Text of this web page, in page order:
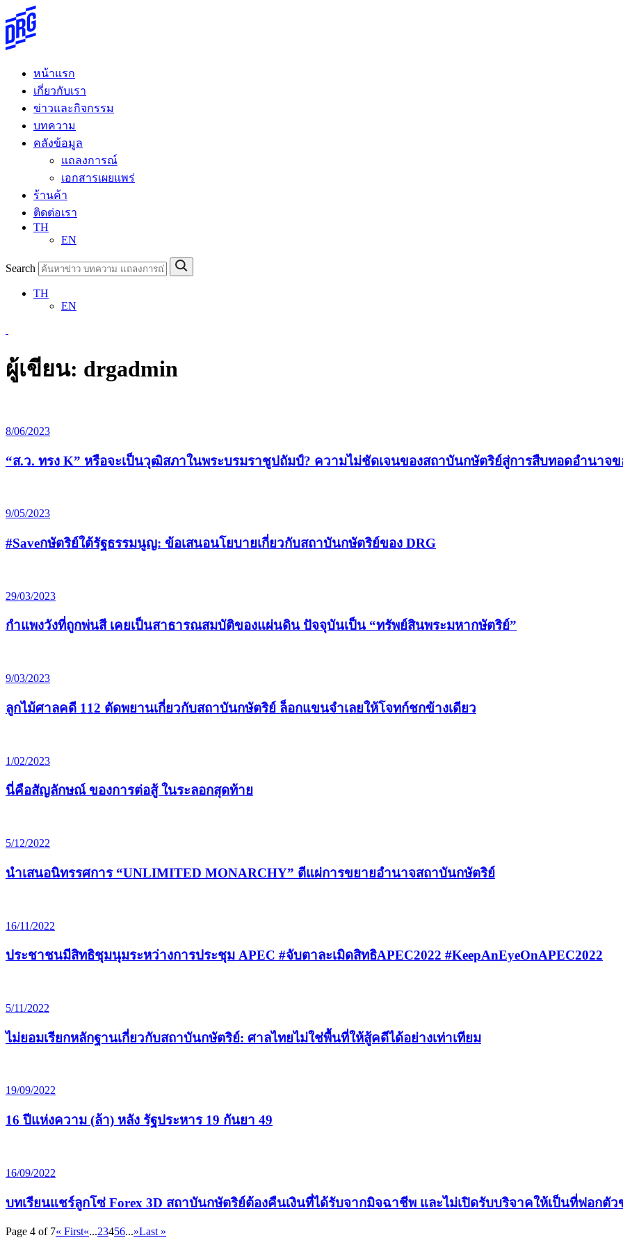
Skip
to
content
หน้าแรก
เกี่ยวกับเรา
ข่าวและกิจกรรม
บทความ
คลังข้อมูล
แถลงการณ์
เอกสารเผยแพร่
ร้านค้า
ติดต่อเรา
TH
EN
Search
TH
EN
ผู้เขียน: drgadmin
8/06/2023
“ส.ว. ทรง K” หรือจะเป็นวุฒิสภาในพระบรมราชูปถัมป์? ความไม่ชัดเจนของสถาบันกษัตริย์สู่การสืบทอดอำนาจ
9/05/2023
#Saveกษัตริย์ใต้รัฐธรรมนูญ: ข้อเสนอนโยบายเกี่ยวกับสถาบันกษัตริย์ของ DRG
29/03/2023
กำแพงวังที่ถูกพ่นสี เคยเป็นสาธารณสมบัติของแผ่นดิน ปัจจุบันเป็น “ทรัพย์สินพระมหากษัตริย์”
9/03/2023
ลูกไม้ศาลคดี 112 ตัดพยานเกี่ยวกับสถาบันกษัตริย์ ล็อกแขนจำเลยให้โจทก์ชกข้างเดียว
1/02/2023
นี่คือสัญลักษณ์ ของการต่อสู้ ในระลอกสุดท้าย
5/12/2022
นำเสนอนิทรรศการ “UNLIMITED MONARCHY” ตีแผ่การขยายอำนาจสถาบันกษัตริย์
16/11/2022
ประชาชนมีสิทธิชุมนุมระหว่างการประชุม APEC #จับตาละเมิดสิทธิAPEC2022 #KeepAnEyeOnAPEC2022
5/11/2022
ไม่ยอมเรียกหลักฐานเกี่ยวกับสถาบันกษัตริย์: ศาลไทยไม่ใช่พื้นที่ให้สู้คดีได้อย่างเท่าเทียม
19/09/2022
16 ปีแห่งความ (ล้า) หลัง รัฐประหาร 19 กันยา 49
16/09/2022
บทเรียนแชร์ลูกโซ่ Forex 3D สถาบันกษัตริย์ต้องคืนเงินที่ได้รับจากมิจฉาชีพ และไม่เปิดรับบริจาคให้เป็นที่ฟอกตัว
Page 4 of 7« First«...23456...»Last »